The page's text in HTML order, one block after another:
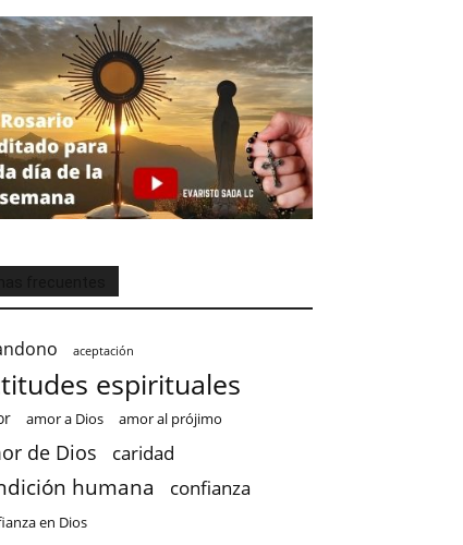
aceptación
espirituales
amor a Dios amor al prójimo
de Dios caridad
humana confianza
en Dios